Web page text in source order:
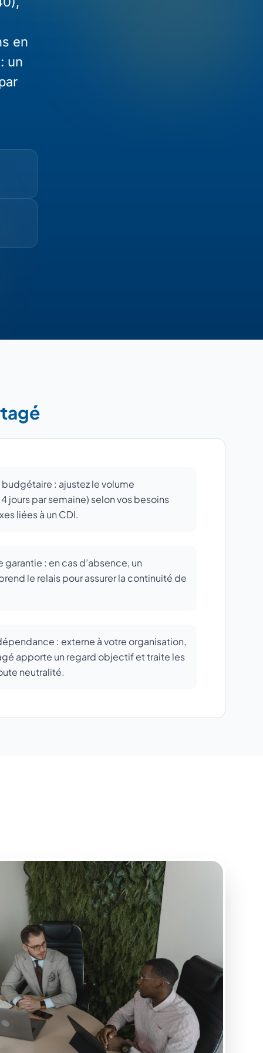
en
un
: ajustez le volume
jours par semaine) selon vos besoins
liées à un CDI.
: en cas d’absence, un
le relais pour assurer la continuité de
: externe à votre organisation,
apporte un regard objectif et traite les
neutralité.